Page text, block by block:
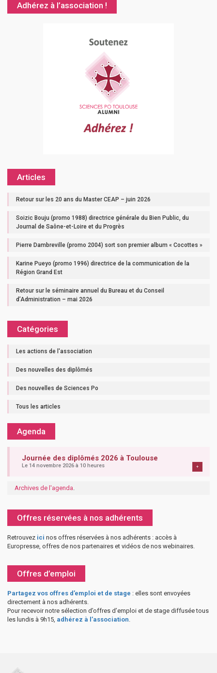
Adhérez à l’association !
Articles
Retour sur les 20 ans du Master CEAP – juin 2026
Soizic Bouju (promo 1988) directrice générale du Bien Public, du
Journal de Saône-et-Loire et du Progrès
Pierre Dambreville (promo 2004) sort son premier album « Cocottes »
Karine Pueyo (promo 1996) directrice de la communication de la
Région Grand Est
Retour sur le séminaire annuel du Bureau et du Conseil
d’Administration – mai 2026
Catégories
Les actions de l'association
Des nouvelles des diplômés
Des nouvelles de Sciences Po
Tous les articles
Agenda
Journée des diplômés 2026 à Toulouse
Le 14 novembre 2026 à 10 heures +
Archives de l'agenda.
Offres réservées à nos adhérents
Retrouvez ici nos offres réservées à nos adhérents : accès à
Europresse, offres de nos partenaires et vidéos de nos webinaires.
Offres d’emploi
Partagez vos offres d’emploi et de stage : elles sont envoyées
directement à nos adhérents.
Pour recevoir notre sélection d’offres d’emploi et de stage diffusée tous
les lundis à 9h15, adhérez à l’association.